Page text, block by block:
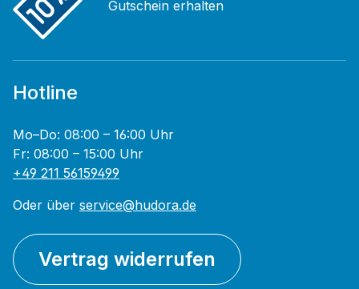
Gutschein erhalten
Hotline
Mo–Do: 08:00 – 16:00 Uhr
Fr: 08:00 – 15:00 Uhr
+49 211 56159499
Oder über service@hudora.de
Vertrag widerrufen